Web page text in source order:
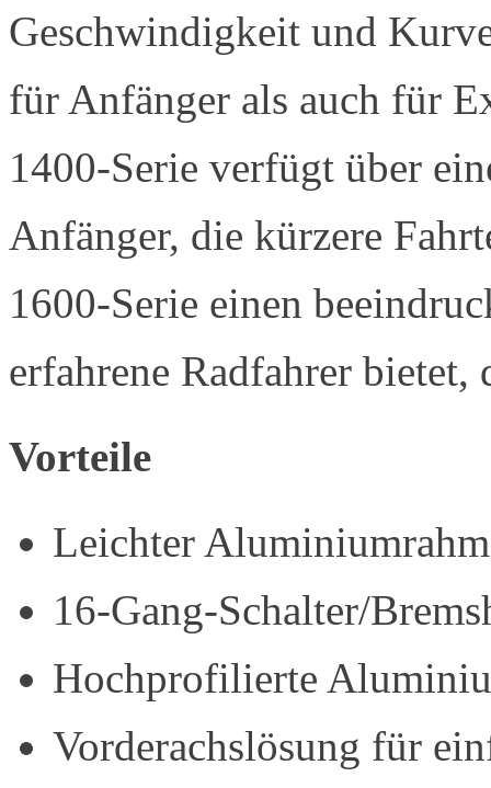
Geschwindigkeit und
für Anfänger als auch für
1400-Serie verfügt über
Anfänger, die kürzere
1600-Serie einen
erfahrene Radfahrer
Vorteile
Leichter
16-Gang-Schalter/
Hochprofilierte
Vorderachslösung für